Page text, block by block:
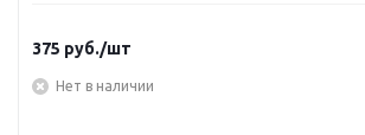
375 руб./шт
Нет в наличии